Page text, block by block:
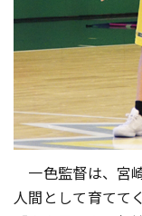
一色監督は、宮
人間として育てて